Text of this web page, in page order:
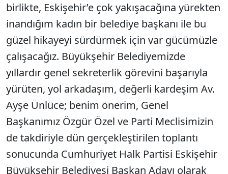
birlikte, Eskişehir’e çok yakışacağına yürekten
inandığım kadın bir belediye başkanı ile bu
güzel hikayeyi sürdürmek için var gücümüzle
çalışacağız. Büyükşehir Belediyemizde
yıllardır genel sekreterlik görevini başarıyla
yürüten, yol arkadaşım, değerli kardeşim Av.
Ayşe Ünlüce; benim önerim, Genel
Başkanımız Özgür Özel ve Parti Meclisimizin
de takdiriyle dün gerçekleştirilen toplantı
sonucunda Cumhuriyet Halk Partisi Eskişehir
Büyükşehir Belediyesi Başkan Adayı olarak